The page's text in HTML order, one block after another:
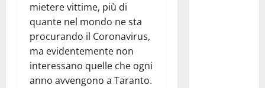
mietere vittime, più di
quante nel mondo ne sta
procurando il Coronavirus,
ma evidentemente non
interessano quelle che ogni
anno avvengono a Taranto.